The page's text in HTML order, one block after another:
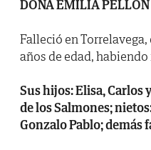
DOÑA EMILIA PELLÓN
Falleció en Torrelavega,
años de edad, habiendo
Sus hijos: Elisa, Carlos
de los Salmones;
Gonzalo Pablo; demás